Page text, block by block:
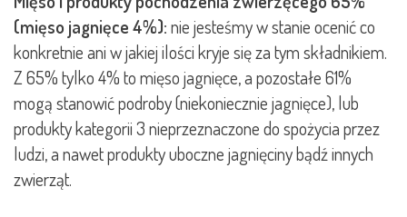
(mięso jagnięce 4%):nie jesteśmy w stanie ocenić co
konkretnie ani w jakiej ilości kryje się za tym składnikiem.
Z 65% tylko 4% to mięso jagnięce, a pozostałe 61%
mogą stanowić podroby (niekoniecznie jagnięce), lub
produkty kategorii 3 nieprzeznaczone do spożycia przez
ludzi, a nawet produkty uboczne jagnięciny bądź innych
zwierząt.